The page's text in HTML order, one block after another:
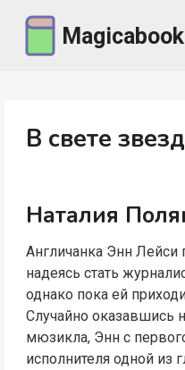
содержимому
В свете звезд
Наталия
Англичанка Энн
надеясь стать
однако пока ей
Случайно оказавшись
мюзикла, Энн с
исполнителя одной из